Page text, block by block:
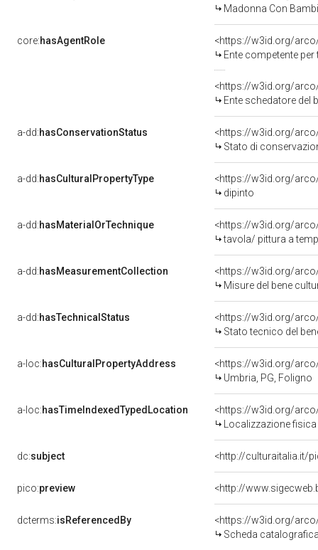
Madonna Con
core:hasAgentRole
<https://w3id.org/
Ente competente per
<https://w3id.org/
Ente schedatore del bene
a-dd:hasConservationStatus
<https://w3id.org/
Stato di
a-dd:hasCulturalPropertyType
<https://w3id.org/
dipinto
a-dd:hasMaterialOrTechnique
<https://w3id.org/
tavola/ pittura a
a-dd:hasMeasurementCollection
<https://w3id.org/
Misure del bene
a-dd:hasTechnicalStatus
<https://w3id.org/
Stato tecnico del
a-loc:hasCulturalPropertyAddress
<https://w3id.org/
Umbria, PG, Foligno
a-loc:hasTimeIndexedTypedLocation
<https://w3id.org/
Localizzazione
dc:subject <http://culturaitalia.it/
pico:preview <http://
dcterms:isReferencedBy
<https://w3id.org/
Scheda